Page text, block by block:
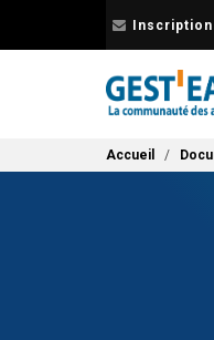
Fil d'Ariane
Accueil